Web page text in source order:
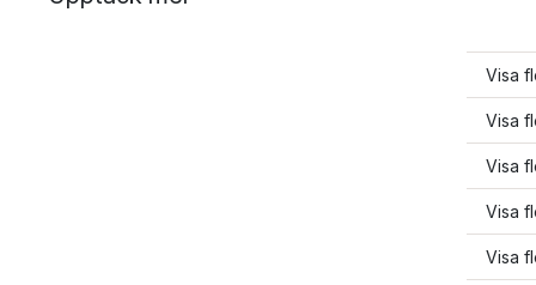
Visa
Visa
Visa
Visa
Visa